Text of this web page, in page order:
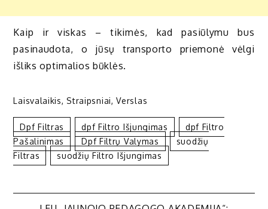
Kaip ir viskas – tikimės, kad pasiūlymu bus
pasinaudota, o jūsų transporto priemonė vėlgi
išliks optimalios būklės.
Laisvalaikis,Straipsniai,Verslas
Dpf Filtras Dpf Filtro Išjungimas
Dpf Filtro
Pašalinimas
Dpf Filtrų Valymas
Suodžių
Filtras
Suodžių Filtro Išjungimas